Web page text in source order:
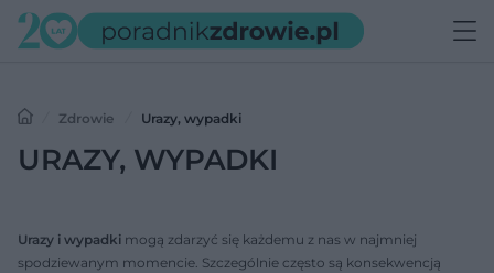
Zdrowie Urazy, wypadki
URAZY, WYPADKI
Urazy i wypadki mogą zdarzyć się każdemu z nas w najmniej
spodziewanym momencie. Szczególnie często są konsekwencją